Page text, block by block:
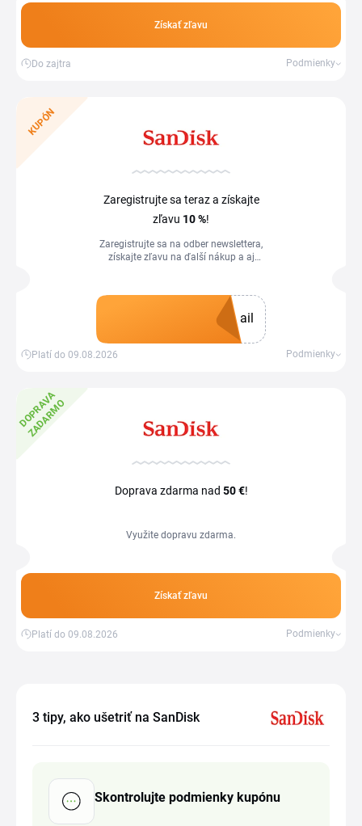
Získať zľavu
Do zajtra Podmienky
KUPÓN
Zaregistrujte sa teraz a získajte
zľavu 10 %!
Zaregistrujte sa na odber newslettera,
získajte zľavu na ďalší nákup a aj
ail
Platí do 09.08.2026 Podmienky
D
O
P
R
A
V
A
Z
A
D
A
R
M
O
Doprava zdarma nad 50 €!
Využite dopravu zdarma.
Získať zľavu
Platí do 09.08.2026 Podmienky
3 tipy, ako ušetriť na SanDisk
Skontrolujte podmienky kupónu